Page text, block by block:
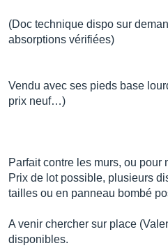
(Doc technique dispo sur
absorptions vérifiées)
Vendu avec ses pieds base
prix neuf…)
Parfait contre les murs, ou pour
Prix de lot possible, plusieurs
tailles ou en panneau bombé
A venir chercher sur place
disponibles.